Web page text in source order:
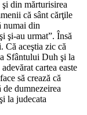
din mărturisirea
că sânt cărţile
numai din
şi-au urmat”. Însă
Că aceştia zic că
Sfântului Duh şi la
cartea easte
să crează că
dumnezeirea
la judecata